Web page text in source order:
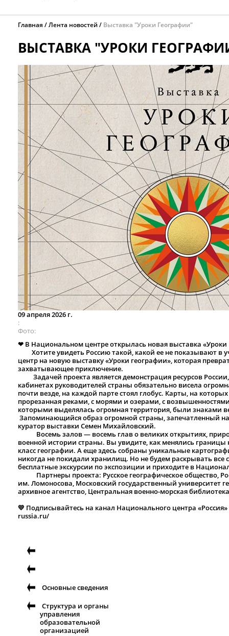
Главная Лента новостей Выставка "Уроки Географии"
ВЫСТАВКА "УРОКИ
09 апреля 2026 г.
Фото
❤ В Национальном центре открылась новая выставка «Уроки
Хотите увидеть Россию такой, какой ее не показывают в
центр на новую выставку «Уроки географии», которая
захватывающее приключение.
Задачей проекта является демонстрация ресурсов
кабинетах руководителей страны обязательно висела
почти везде, на каждой парте стоял глобус. Карты, на
прорезанная реками, с морями и озерами, с
которыми выделялась огромная территория, были
Запоминающийся образ огромной страны, запечатленный
куратор выставки Семен Михайловский.
Восемь залов — восемь глав о великих открытиях,
военной истории страны. Вы увидите, как менялись границы
класс географии. А еще здесь собраны уникальные
никогда не покидали хранилищ. Но не будем раскрывать все
бесплатные экскурсии по экспозиции и приходите в
Партнеры проекта: Русское географическое общество,
им. Ломоносова, Московский государственный университет
архивное агентство, Центральная военно-морская
💛 Подписывайтесь на канал Национального центра
russia.ru/
Основные сведения
Структура и органы
управления
образовательной
организацией